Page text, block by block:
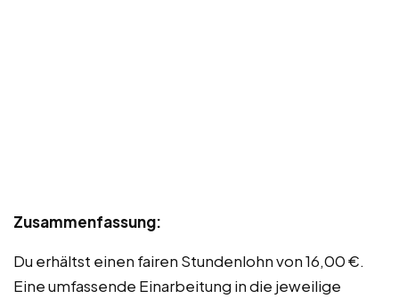
Zusammenfassung:
Du erhältst einen fairen Stundenlohn von 16,00 €.
Eine umfassende Einarbeitung in die jeweilige